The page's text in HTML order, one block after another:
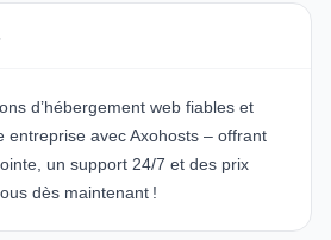
d’hébergement web fiables et
entreprise avec Axohosts – offrant
un support 24/7 et des prix
dès maintenant !